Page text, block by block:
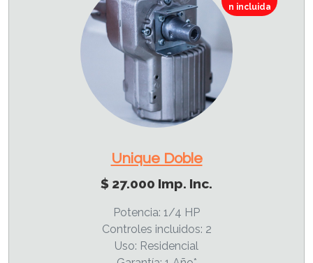
n incluida
Unique Doble
$ 27.000 Imp. Inc.
Potencia: 1/4 HP
Controles incluidos: 2
Uso: Residencial